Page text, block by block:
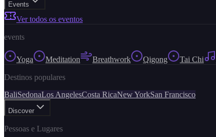
Events
Ver todos os eventos
events
Yoga Meditation Breathwork Qigong Tai Chi
Destinos populares
BaliSedonaLos AngelesCosta RicaNew YorkSan Francisco
Discover
Pessoas e Lugares